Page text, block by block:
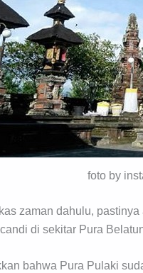
foto by
zaman dahulu,
di sekitar Pura
bahwa Pura Pulaki